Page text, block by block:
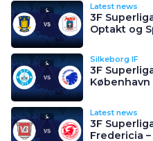
Latest news
3F
Optakt og
Silkeborg IF
3F
Latest news
3F
Fredericia